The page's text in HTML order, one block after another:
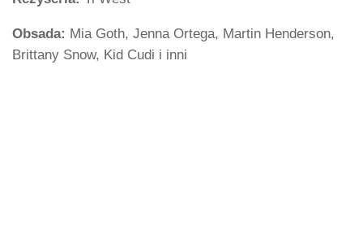
Obsada: Mia Goth, Jenna Ortega, Martin Henderson,
Brittany Snow, Kid Cudi i inni